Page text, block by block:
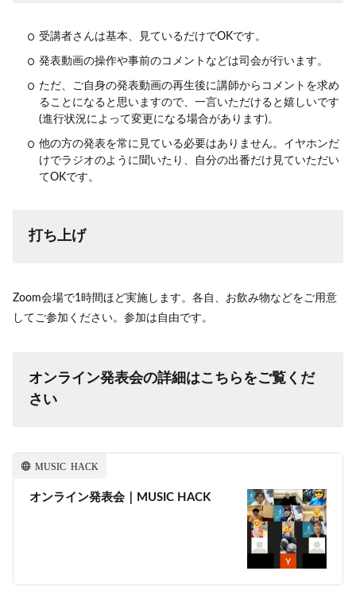
受講者さんは基本、見ているだけでOKです。
発表動画の操作や事前のコメントなどは司会が行います。
ただ、ご自身の発表動画の再生後に講師からコメントを求め
ることになると思いますので、一言いただけると嬉しいです
(進行状況によって変更になる場合があります)。
他の方の発表を常に見ている必要はありません。イヤホンだ
けでラジオのように聞いたり、自分の出番だけ見ていただい
てOKです。
打ち上げ
Zoom会場で1時間ほど実施します。各自、お飲み物などをご用意
してご参加ください。参加は自由です。
オンライン発表会の詳細はこちらをご覧くだ
さい
MUSIC HACK
オンライン発表会｜MUSIC HACK